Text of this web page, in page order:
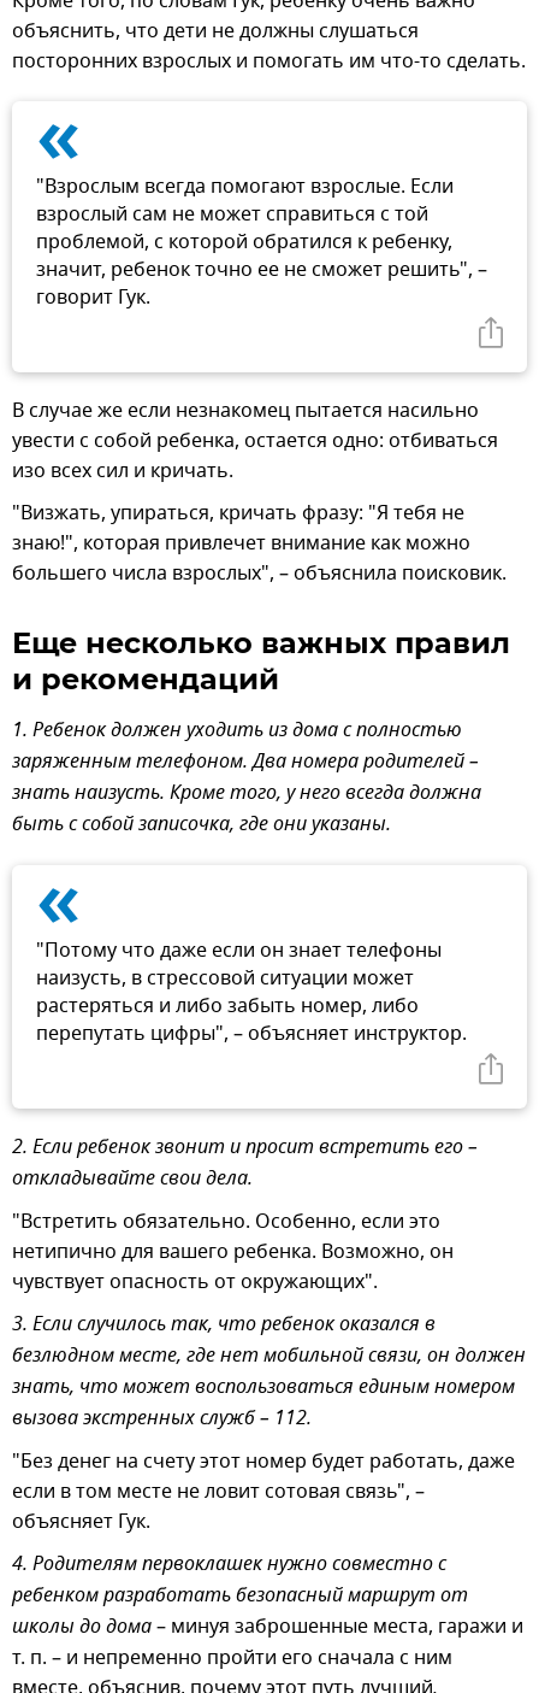
объяснить, что дети не должны слушаться
посторонних взрослых и помогать им что-то сделать.
«
"Взрослым всегда помогают взрослые. Если
взрослый сам не может справиться с той
проблемой, с которой обратился к ребенку,
значит, ребенок точно ее не сможет решить", –
говорит Гук.
В случае же если незнакомец пытается насильно
увести с собой ребенка, остается одно: отбиваться
изо всех сил и кричать.
"Визжать, упираться, кричать фразу: "Я тебя не
знаю!", которая привлечет внимание как можно
большего числа взрослых", – объяснила поисковик.
Еще несколько важных правил
и рекомендаций
1. Ребенок должен уходить из дома с полностью
заряженным телефоном. Два номера родителей –
знать наизусть. Кроме того, у него всегда должна
быть с собой записочка, где они указаны.
«
"Потому что даже если он знает телефоны
наизусть, в стрессовой ситуации может
растеряться и либо забыть номер, либо
перепутать цифры", – объясняет инструктор.
2. Если ребенок звонит и просит встретить его –
откладывайте свои дела.
"Встретить обязательно. Особенно, если это
нетипично для вашего ребенка. Возможно, он
чувствует опасность от окружающих".
3. Если случилось так, что ребенок оказался в
безлюдном месте, где нет мобильной связи, он должен
знать, что может воспользоваться единым номером
вызова экстренных служб – 112.
"Без денег на счету этот номер будет работать, даже
если в том месте не ловит сотовая связь", –
объясняет Гук.
4. Родителям первоклашек нужно совместно с
ребенком разработать безопасный маршрут от
школы до дома– минуя заброшенные места, гаражи и
т. п. – и непременно пройти его сначала с ним